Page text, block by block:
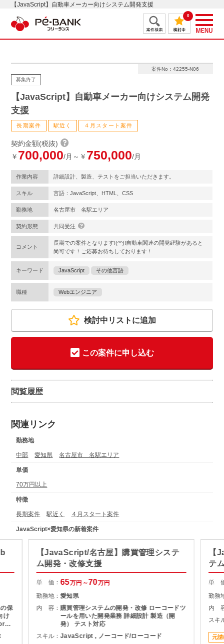
【JavaScript】自動車メーカー向けシステム開発支援
0
案件No：42255-N06
募集終了
【JavaScript】自動車メーカー向けシステム開発
支援
長期案件 駅近く ４月スタート案件
契約金額(税抜)
￥ 700,000/月～￥ 750,000/月
作業内容 詳細設計、製造、テストをご担当いただきます。
スキル 言語：JavaScript、HTML、CSS
勤務地 名古屋市 名駅エリア
契約形態 共同受注
コメント
長期での案件となります!(^^)!自動車関連の開発経験があると
尚可です！ご応募お待ちしております！
キーワード JavaScript その他言語
職種 Webエンジニア
検討中リストに追加
この案件に申し込む
閲覧履歴
関連リンク
勤務地
中部 愛知県 名古屋市 名駅エリア
単価
70万円以上
特徴
長期案件 駅近く ４月スタート案件
JavaScript×愛知県の新着案件
保
を
【JavaScript/名古屋】購買管理システ
ム開発・改修支援
単 価：65万円～70万円
勤務地：愛知県
内 容： 購買管理システムの開発・改修 ローコードツ
ールを用いた開発業務 詳細設計 製造（開
発） テスト対応
スキル：JavaScript , ノーコード/ローコード
【
テ
単
勤務
内
スキ
元請